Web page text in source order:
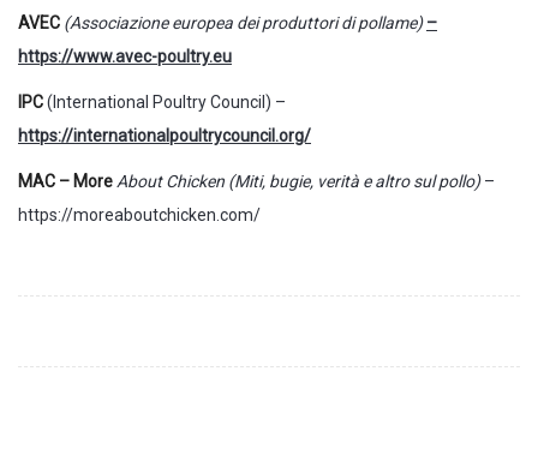
AVEC (Associazione europea dei produttori di pollame)–
https://www.avec-poultry.eu
IPC(International Poultry Council) –
https://internationalpoultrycouncil.org/
MAC – More About Chicken (Miti, bugie, verità e altro sul pollo)–
https://moreaboutchicken.com/